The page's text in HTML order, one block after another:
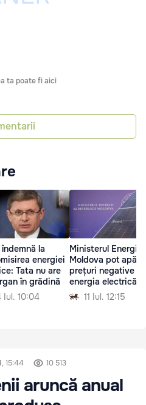
ta poate fi aici
la
energiei
Tata nu are
în grădină
Iul. 10:04
Ministerul
Moldova pot
prețuri negative la
energia electrică
11 Iul. 12:15
15:44 10 513
aruncă anual